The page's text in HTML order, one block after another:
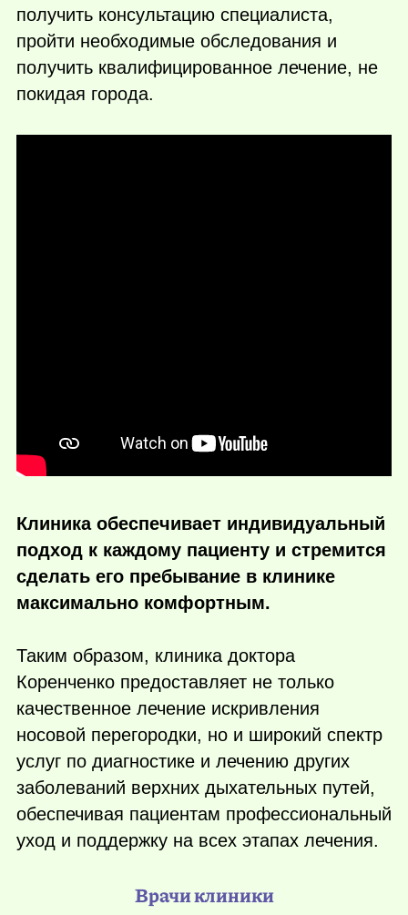
получить консультацию специалиста,
пройти необходимые обследования и
получить квалифицированное лечение, не
покидая города.
Клиника обеспечивает индивидуальный
подход к каждому пациенту и стремится
сделать его пребывание в клинике
максимально комфортным.
Таким образом, клиника доктора
Коренченко предоставляет не только
качественное лечение искривления
носовой перегородки, но и широкий спектр
услуг по диагностике и лечению других
заболеваний верхних дыхательных путей,
обеспечивая пациентам профессиональный
уход и поддержку на всех этапах лечения.
Врачи клиники